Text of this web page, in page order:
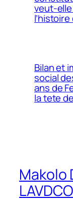
veut-
l’histoire
Bilan et
social
ans de
la tete
Makolo